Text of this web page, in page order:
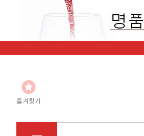
즐겨찾기